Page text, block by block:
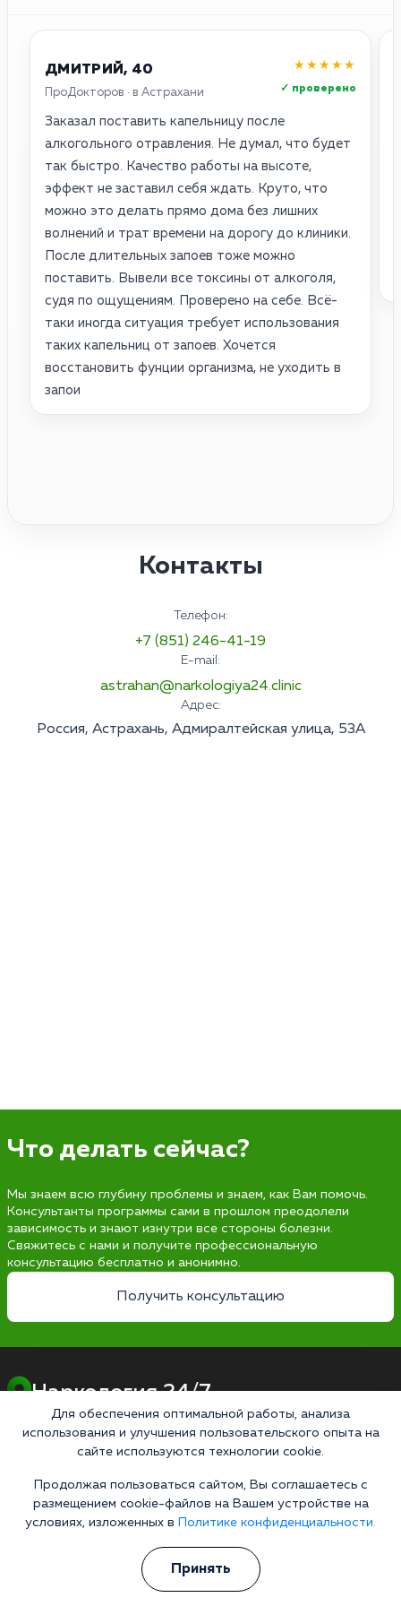
ДМИТРИЙ, 40
ПроДокторов · в Астрахани
★★★★★
✓ проверено
Заказал поставить капельницу после
алкогольного отравления. Не думал, что будет
так быстро. Качество работы на высоте,
эффект не заставил себя ждать. Круто, что
можно это делать прямо дома без лишних
волнений и трат времени на дорогу до клиники.
После длительных запоев тоже можно
поставить. Вывели все токсины от алкоголя,
судя по ощущениям. Проверено на себе. Всё-
таки иногда ситуация требует использования
таких капельниц от запоев. Хочется
восстановить фунции организма, не уходить в
запои
Контакты
Телефон:
+7 (851) 246-41-19
E-mail:
astrahan@narkologiya24.clinic
Адрес:
Россия, Астрахань, Адмиралтейская улица, 53А
Что делать сейчас?
Мы знаем всю глубину проблемы и знаем, как Вам помочь.
Консультанты программы сами в прошлом преодолели
зависимость и знают изнутри все стороны болезни.
Свяжитесь с нами и получите профессиональную
консультацию бесплатно и анонимно.
Получить консультацию
Наркология 24/7
Наркологическая клиника
Цены
Лицензии
Работаем по стандартам
Для обеспечения оптимальной работы, анализа
использования и улучшения пользовательского опыта на
сайте используются технологии cookie.
Продолжая пользоваться сайтом, Вы соглашаетесь с
размещением cookie-файлов на Вашем устройстве на
условиях, изложенных в
Политике конфиденциальности.
Принять